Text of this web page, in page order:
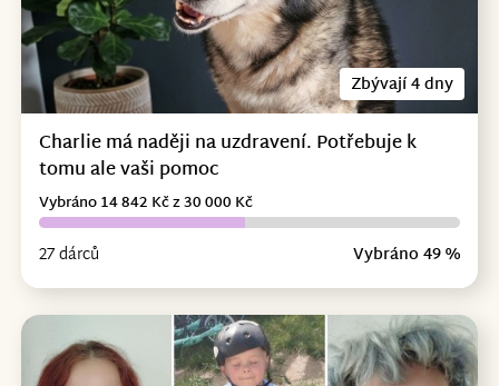
Zbývají 4 dny
Charlie má naději na uzdravení. Potřebuje k
tomu ale vaši pomoc
27 dárců Vybráno 49 %
Vybráno 14 842 Kč z 30 000 Kč